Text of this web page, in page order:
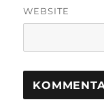
WEBSITE